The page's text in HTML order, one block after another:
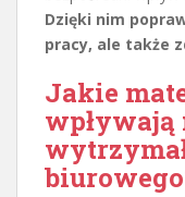
Dzięki nim
pracy, ale także
Jakie